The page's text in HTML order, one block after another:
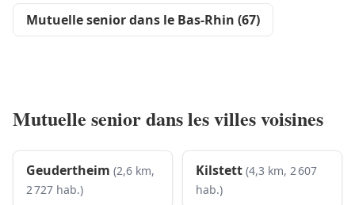
Mutuelle senior dans le Bas-Rhin (67)
Mutuelle senior dans les villes voisines
Geudertheim (2,6 km,
2 727 hab.)
Kilstett (4,3 km, 2 607
hab.)